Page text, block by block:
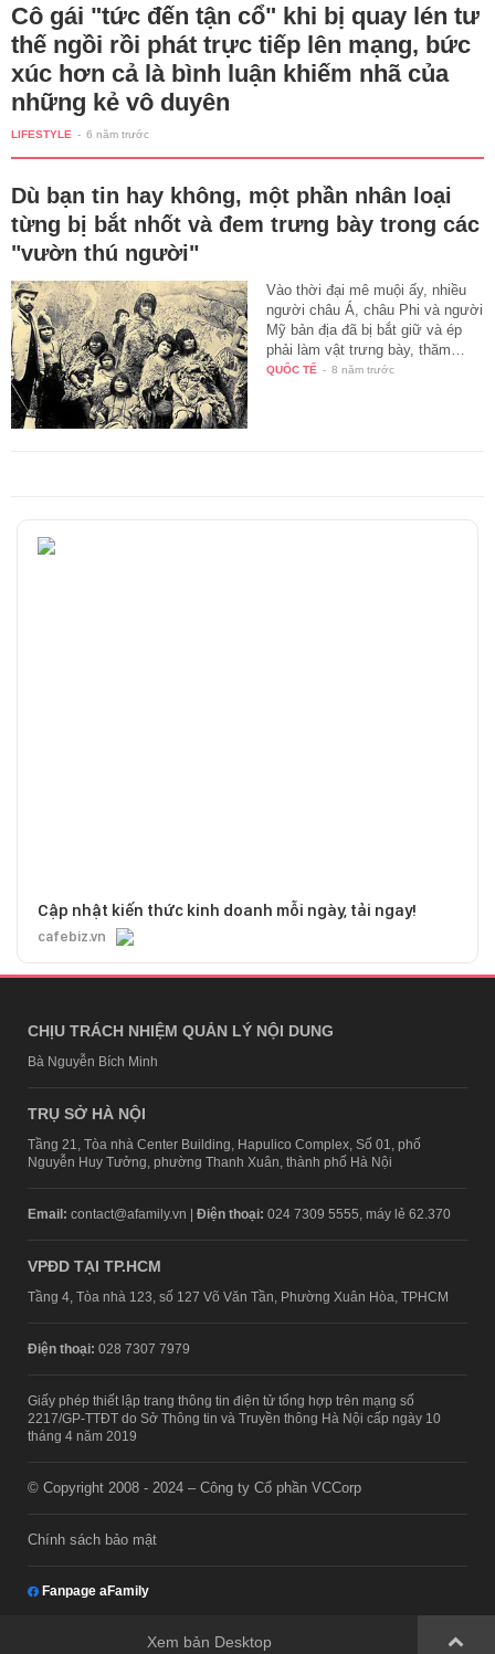
Cô gái "tức đến tận cổ" khi bị quay lén tư
thế ngồi rồi phát trực tiếp lên mạng, bức
xúc hơn cả là bình luận khiếm nhã của
những kẻ vô duyên
LIFESTYLE - 6 năm trước
Dù bạn tin hay không, một phần nhân loại
từng bị bắt nhốt và đem trưng bày trong các
"vườn thú người"
Vào thời đại mê muội ấy, nhiều
người châu Á, châu Phi và người
Mỹ bản địa đã bị bắt giữ và ép
phải làm vật trưng bày, thăm…
QUỐC TẾ - 8 năm trước
Cập nhật kiến thức kinh doanh mỗi ngày, tải ngay!
cafebiz.vn
CHỊU TRÁCH NHIỆM QUẢN LÝ NỘI DUNG
Bà Nguyễn Bích Minh
TRỤ SỞ HÀ NỘI
Tầng 21, Tòa nhà Center Building, Hapulico Complex, Số 01, phố
Nguyễn Huy Tưởng, phường Thanh Xuân, thành phố Hà Nội
Email: contact@afamily.vn | Điện thoại: 024 7309 5555, máy lẻ 62.370
VPĐD TẠI TP.HCM
Tầng 4, Tòa nhà 123, số 127 Võ Văn Tần, Phường Xuân Hòa, TPHCM
Điện thoại: 028 7307 7979
Giấy phép thiết lập trang thông tin điện tử tổng hợp trên mạng số
2217/GP-TTĐT do Sở Thông tin và Truyền thông Hà Nội cấp ngày 10
tháng 4 năm 2019
© Copyright 2008 - 2024 – Công ty Cổ phần VCCorp
Chính sách bảo mật
Fanpage aFamily
Xem bản Desktop